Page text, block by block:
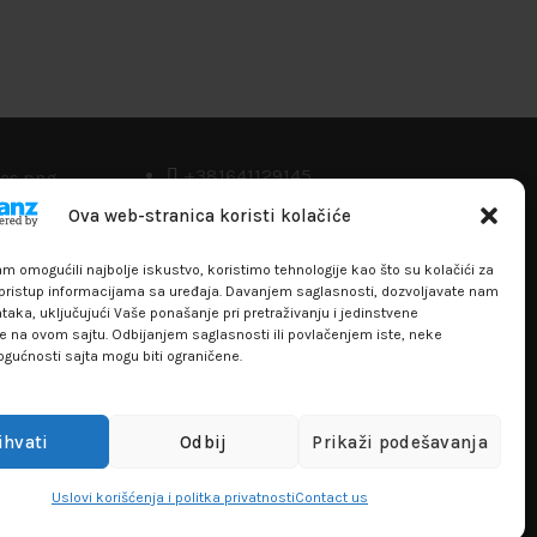
Ova web-stranica koristi kolačiće
omogućili najbolje iskustvo, koristimo tehnologije kao što su kolačići za
informacijama sa uređaja. Davanjem saglasnosti, dozvoljavate nam
uključujući Vaše ponašanje pri pretraživanju i jedinstvene
na ovom sajtu. Odbijanjem saglasnosti ili povlačenjem iste, neke
sajta mogu biti ograničene.
Odbij Prikaži podešavanja
Uslovi korišćenja i politka privatnostiContact us
+381641129145
info@flakhobby.com
Adresa: Paunova 24 - TC Banjica
Lokal 102, prvi sprat